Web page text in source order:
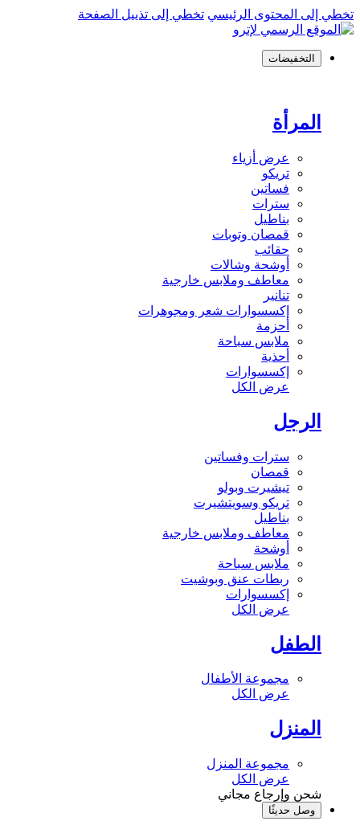
تخطي إلى المحتوى الرئيسي تخطي إلى تذييل الصفحة
التخفيضات
المرأة
عرض أزياء
تريكو
فساتين
سترات
بناطيل
قمصان وتوبات
حقائب
أوشحة وشالات
معاطف وملابس خارجية
تنانير
إكسسوارات شعر ومجوهرات
أحزمة
ملابس سباحة
أحذية
إكسسوارات
عرض الكل
الرجل
سترات وفساتين
قمصان
تيشيرت وبولو
تريكو وسويتشيرت
بناطيل
معاطف وملابس خارجية
أوشحة
ملابس سباحة
ربطات عنق وبوشيت
إكسسوارات
عرض الكل
الطفل
مجموعة الأطفال
عرض الكل
المنزل
مجموعة المنزل
عرض الكل
شحن وإرجاع مجاني
وصل حديثًا